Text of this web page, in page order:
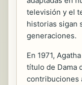
televisión y el
historias sigan
generaciones.
En 1971,
título de Dama
contribuciones